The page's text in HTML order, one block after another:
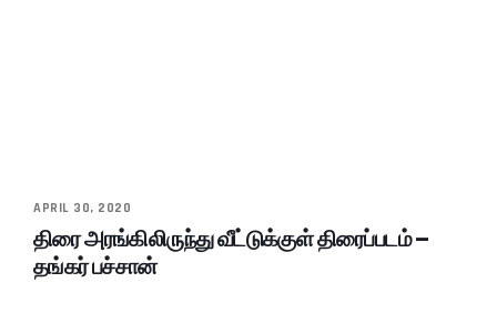
APRIL 30, 2020
திரை அரங்கிலிருந்து வீட்டுக்குள் திரைப்படம் –
தங்கர் பச்சான்